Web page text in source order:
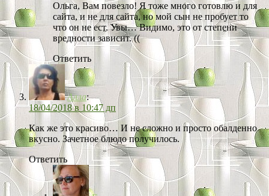
Ольга, Вам повезло! Я тоже много готовлю и для
сайта, и не для сайта, но мой сын не пробует то
что он не ест. Увы… Видимо, это от степени
вредности зависит. ((
Ответить
Алла:
18/04/2018 в 10:47 дп
Как же это красиво… И не сложно и просто обалденно
вкусно. Зачетное блюдо получилось.
Ответить